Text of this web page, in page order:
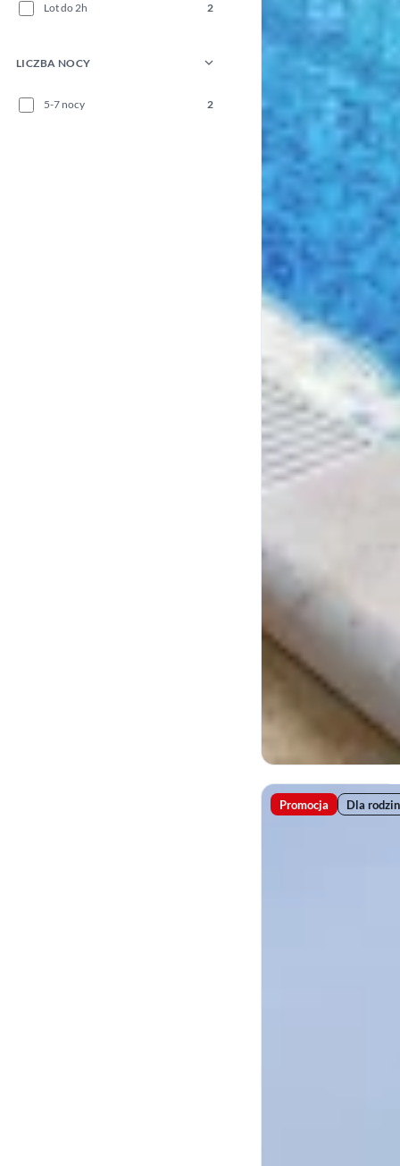
Lot do 2h 2
LICZBA NOCY
5-7 nocy 2
Promocja Dla rodzin